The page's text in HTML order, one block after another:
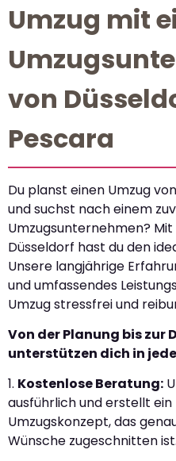
Umzug mit
von
Pescara
Du planst einen Umzug
und suchst nach einem
Umzugsunternehmen?
Düsseldorf hast du den
Unsere langjährige
und umfassendes
Umzug stressfrei und
Von der Planung bis zur
unterstützen dich in
1. Kostenlose Beratung:
ausführlich und erstellt
Umzugskonzept, das
Wünsche zugeschnitten ist.